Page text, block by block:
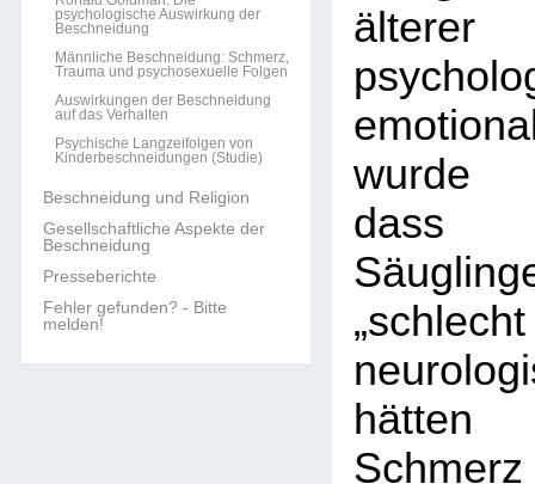
psychologische Auswirkung der
Beschneidung
Männliche Beschneidung: Schmerz,
Trauma und psychosexuelle Folgen
Auswirkungen der Beschneidung
auf das Verhalten
Psychische Langzeifolgen von
Kinderbeschneidungen (Studie)
Beschneidung und Religion
Gesellschaftliche Aspekte der
Beschneidung
Presseberichte
Fehler gefunden? - Bitte
melden!
älterer
wurde
dass
hätten